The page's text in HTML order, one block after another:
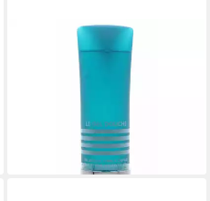
JEAN PAUL GAULTIER
Duschgel Le Male, 1-tlg., 200
ml Duschgel
ab 30,66 €
lieferbar - in 2-3 Werktagen bei dir